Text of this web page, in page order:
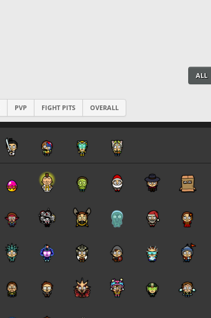
ALL
PVP FIGHT PITS OVERALL